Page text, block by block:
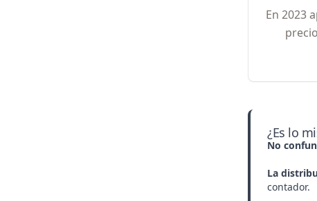
En 2023
¿Es lo
No
La
contador.